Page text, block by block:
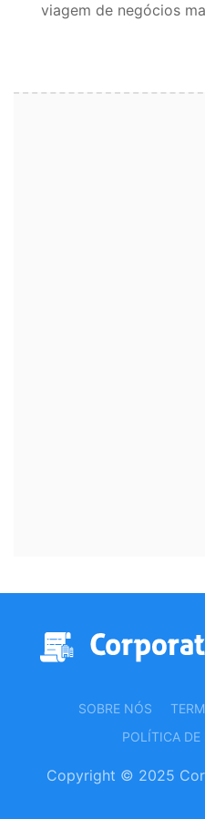
viagem de negócios
SOBRE NÓS
POLÍTICA DE
Copyright © 2025